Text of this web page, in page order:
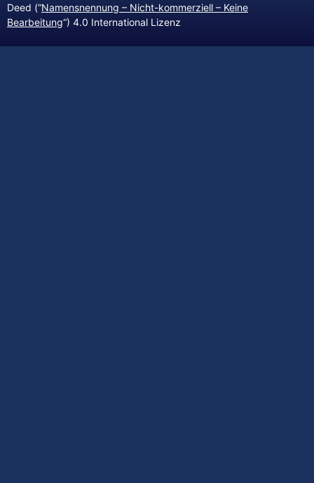
Deed (“Namensnennung – Nicht-kommerziell – Keine
Bearbeitung“) 4.0 International Lizenz